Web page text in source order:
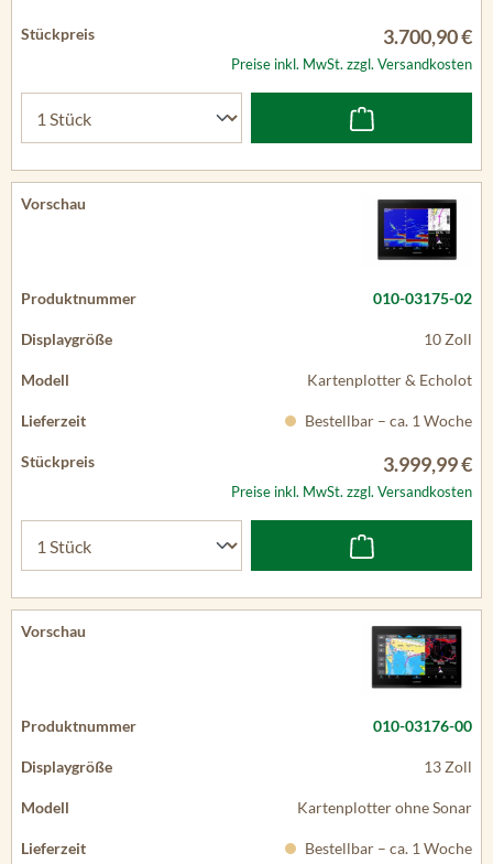
3.700,90 €
Preise inkl. MwSt. zzgl. Versandkosten
010-03175-02
10 Zoll
Kartenplotter & Echolot
Bestellbar – ca. 1 Woche
3.999,99 €
Preise inkl. MwSt. zzgl. Versandkosten
010-03176-00
13 Zoll
Kartenplotter ohne Sonar
Bestellbar – ca. 1 Woche